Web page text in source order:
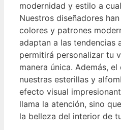
modernidad y estilo a
Nuestros diseñadores
colores y patrones
adaptan a las tendencias
permitirá personalizar tu
manera única. Además,
nuestras esterillas y
efecto visual
llama la atención, sino
la belleza del interior de